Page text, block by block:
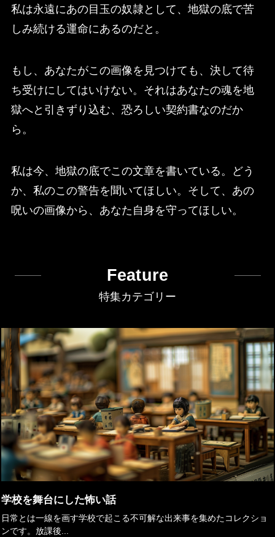
私は永遠にあの目玉の奴隷として、地獄の底で苦
しみ続ける運命にあるのだと。
もし、あなたがこの画像を見つけても、決して待
ち受けにしてはいけない。それはあなたの魂を地
獄へと引きずり込む、恐ろしい契約書なのだか
ら。
私は今、地獄の底でこの文章を書いている。どう
か、私のこの警告を聞いてほしい。そして、あの
呪いの画像から、あなた自身を守ってほしい。
Feature
特集カテゴリー
学校を舞台にした怖い話
日常とは一線を画す学校で起こる不可解な出来事を集めたコレクショ
ンです。放課後...